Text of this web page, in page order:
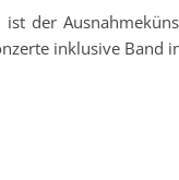
ist der
inklusive Band